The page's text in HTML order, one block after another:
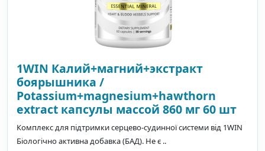
1WIN Калий+магний+экстракт
боярышника /
Potassium+magnesium+hawthorn
extract капсулы массой 860 мг 60 шт
Комплекс для підтримки серцево-судинної системи від 1WIN
Біологічно активна добавка (БАД). Не є ..